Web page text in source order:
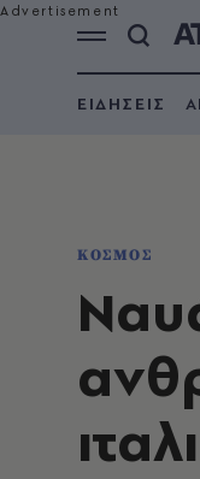
ΕΙΔΗΣΕΙΣ
ΚΟΣΜΟΣ